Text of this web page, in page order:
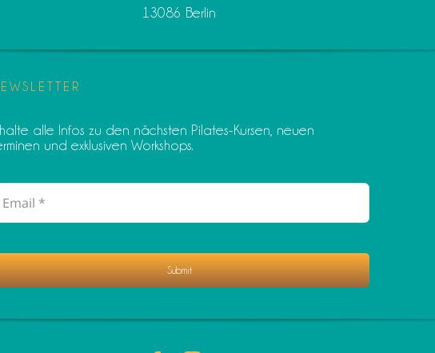
13086 Berlin
alle Infos zu den nächsten Pilates-Kursen, neuen
und exklusiven Workshops.
Submit